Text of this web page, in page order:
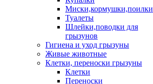
Миски,кормушки,поилки
Туалеты
Шлейки,поводки для
грызунов
Гигиена и уход грызуны
Живые животные
Клетки, переноски грызуны
Клетки
Переноски